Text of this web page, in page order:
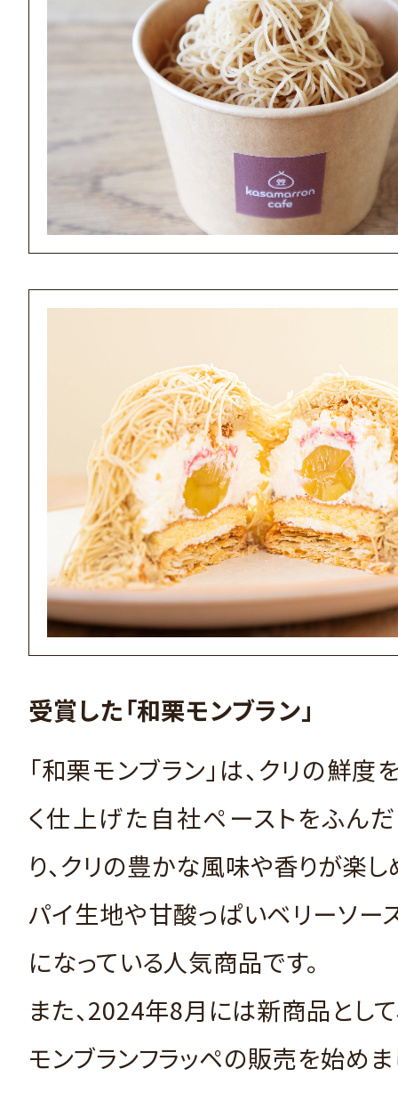
受賞した「和栗モンブラン」
「和栗モンブラン」は、クリの鮮度
く仕上げた自社ペーストをふん
り、クリの豊かな風味や香りが楽し
パイ生地や甘酸っぱいベリーソー
になっている人気商品です。
また、2024年8月には新商品として
モンブランフラッペの販売を始めま